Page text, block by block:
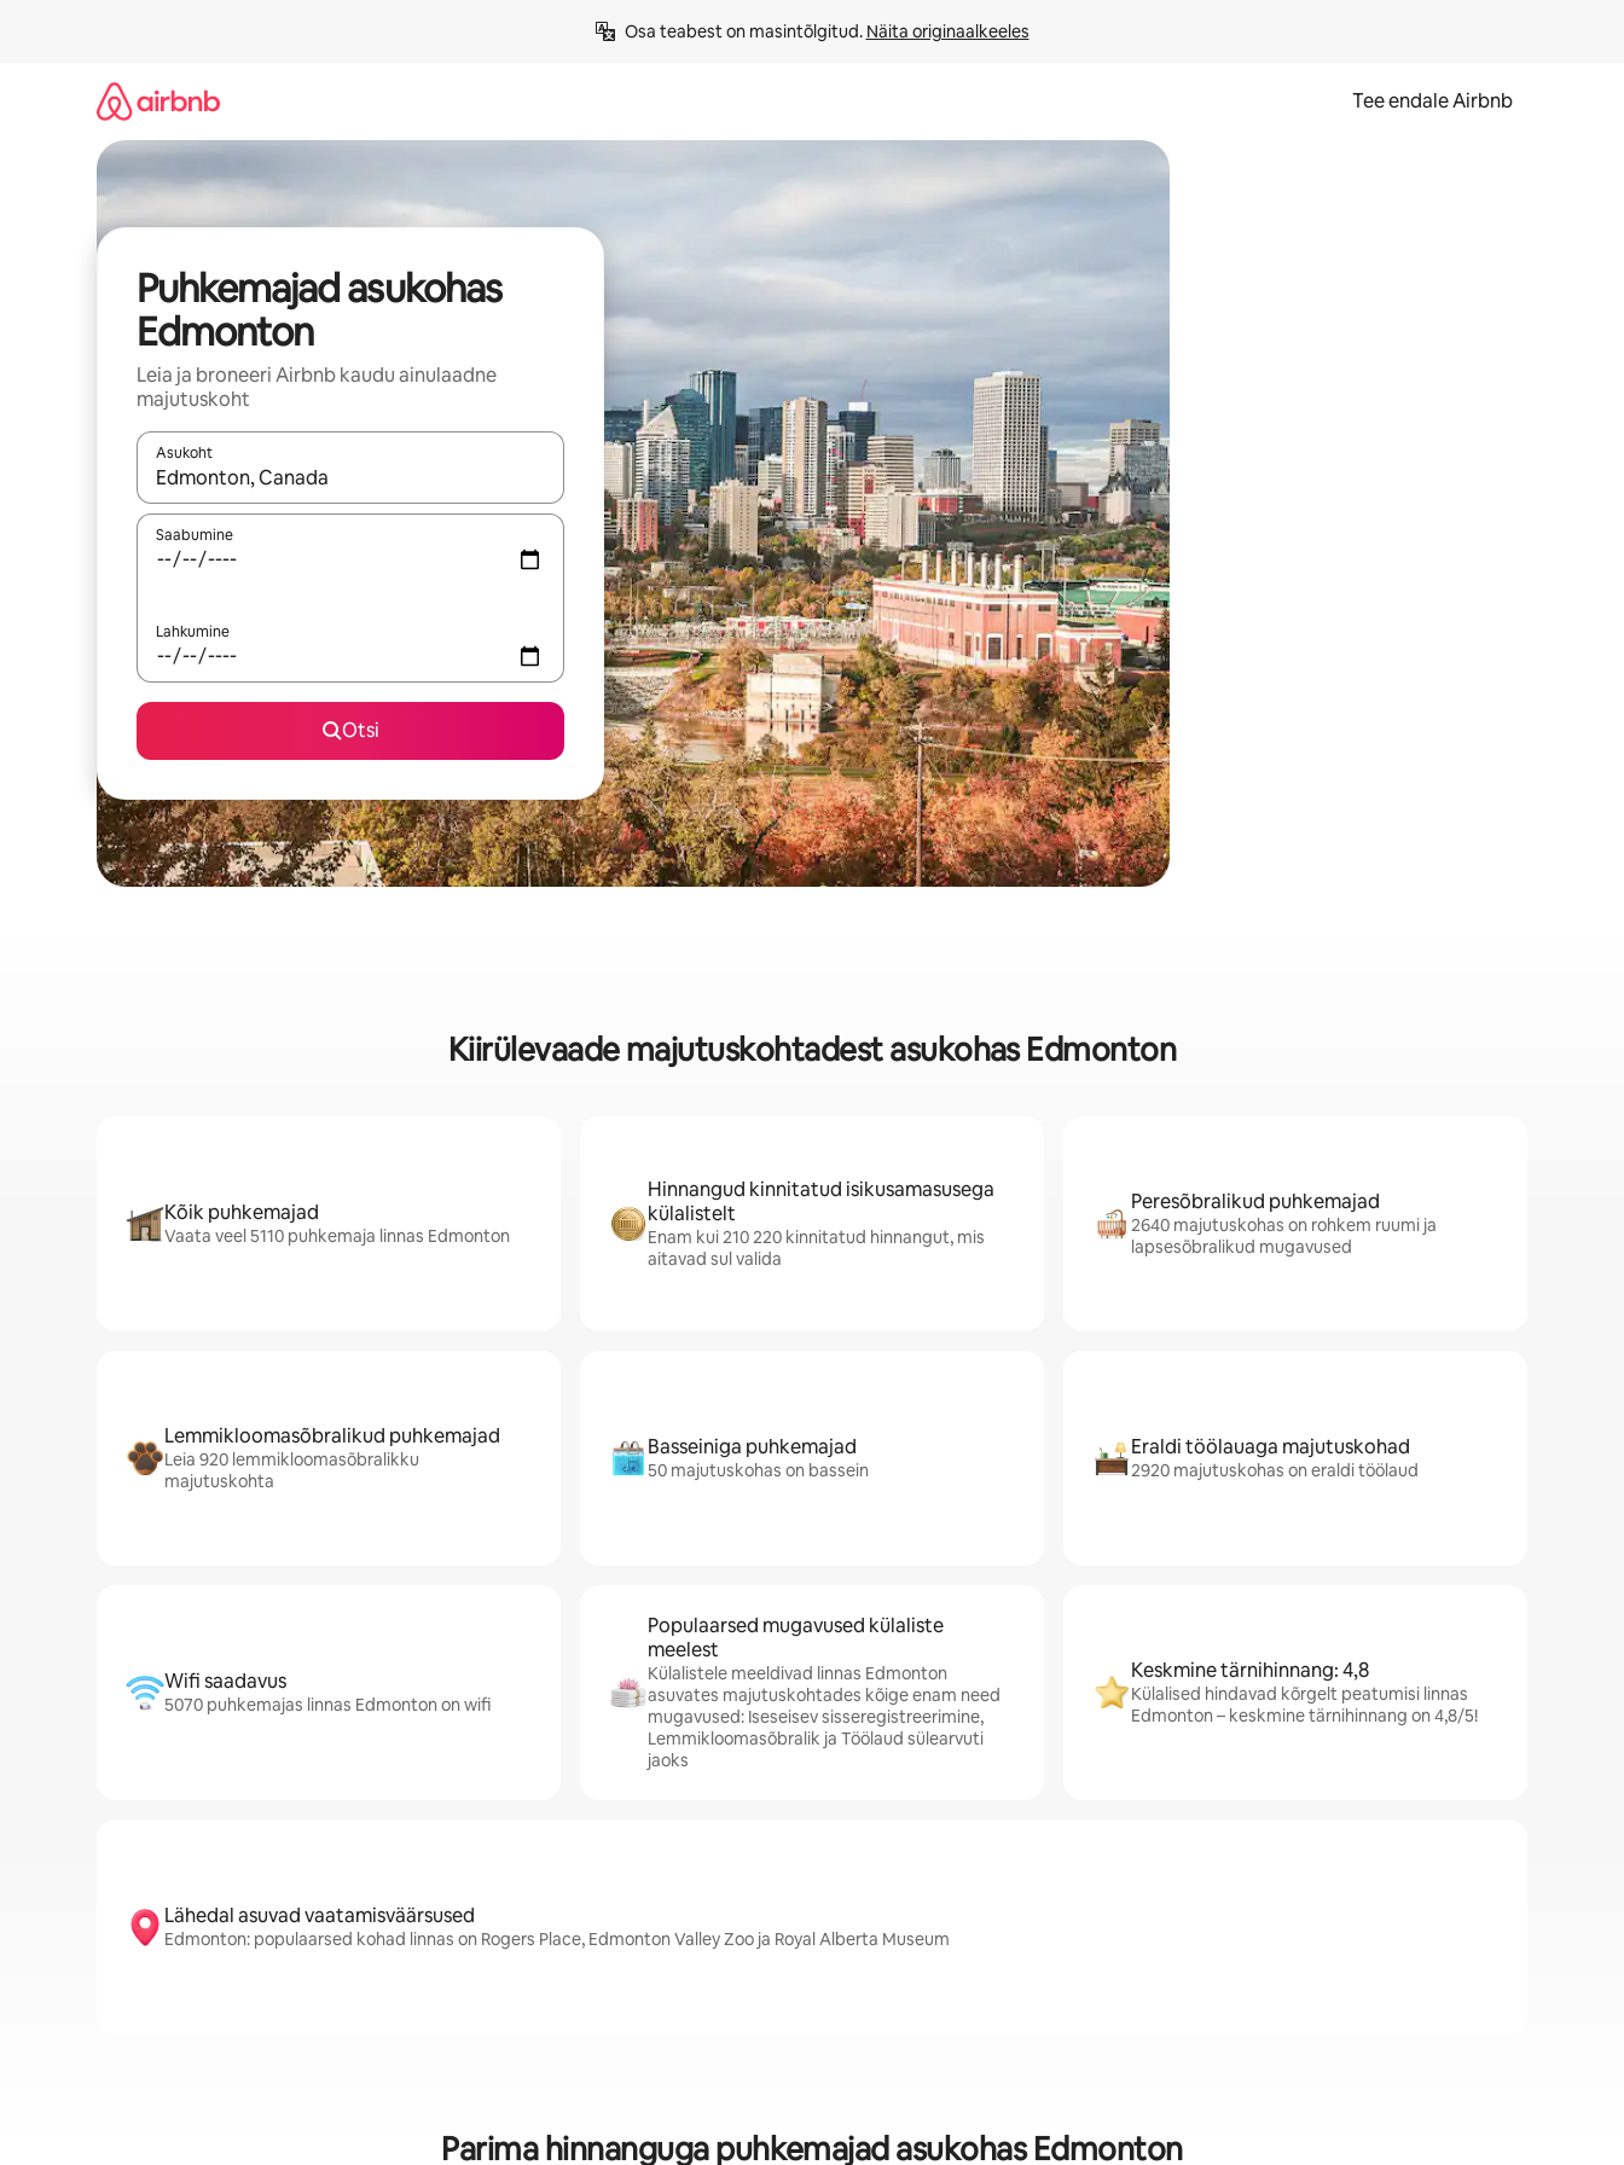
Osa teabest on masintõlgitud. Näita originaalkeeles
Tee endale Airbnb
Puhkemajad asukohas
Edmonton
Leia ja broneeri Airbnb kaudu ainulaadne
majutuskoht
Asukoht
Kui tulemused on kuvatud, liigu ekraanil nooleklahvidega või puuduta või tõmba mööda ekraani.
Saabumine
Lahkumine
Otsi
Kiirülevaade majutuskohtadest asukohas Edmonton
Kõik puhkemajad
Vaata veel 5110 puhkemaja linnas Edmonton
Hinnangud kinnitatud isikusamasusega
külalistelt
Enam kui 210 220 kinnitatud hinnangut, mis
aitavad sul valida
Peresõbralikud puhkemajad
2640 majutuskohas on rohkem ruumi ja
lapsesõbralikud mugavused
Lemmikloomasõbralikud puhkemajad
Leia 920 lemmikloomasõbralikku
majutuskohta
Basseiniga puhkemajad
50 majutuskohas on bassein
Eraldi töölauaga majutuskohad
2920 majutuskohas on eraldi töölaud
Wifi saadavus
5070 puhkemajas linnas Edmonton on wifi
Populaarsed mugavused külaliste
meelest
Külalistele meeldivad linnas Edmonton
asuvates majutuskohtades kõige enam need
mugavused: Iseseisev sisseregistreerimine,
Lemmikloomasõbralik ja Töölaud sülearvuti
jaoks
Keskmine tärnihinnang: 4,8
Külalised hindavad kõrgelt peatumisi linnas
Edmonton – keskmine tärnihinnang on 4,8/5!
Lähedal asuvad vaatamisväärsused
Edmonton: populaarsed kohad linnas on Rogers Place, Edmonton Valley Zoo ja Royal Alberta Museum
Parima hinnanguga puhkemajad asukohas Edmonton